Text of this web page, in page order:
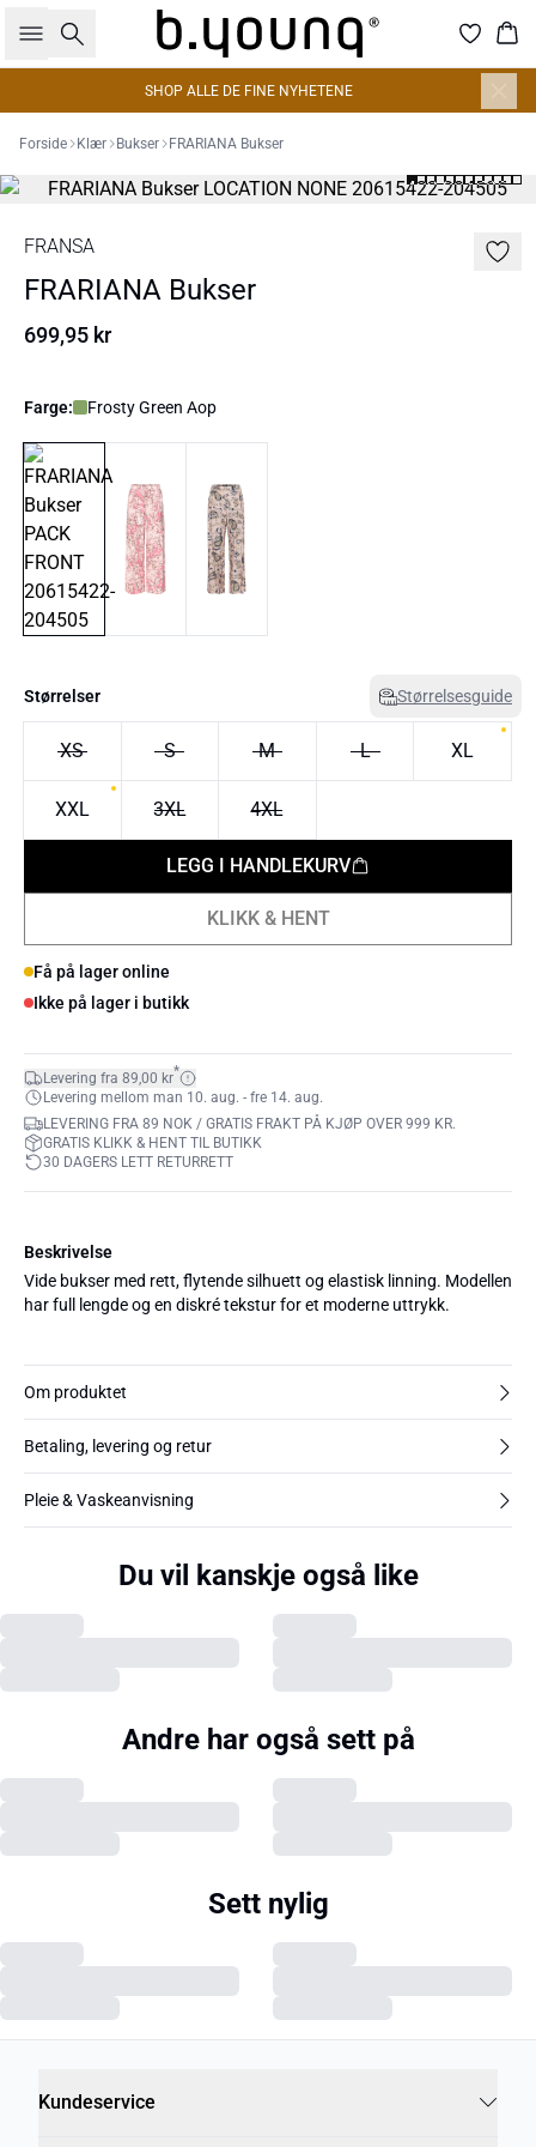
Søk
SHOP ALLE DE FINE NYHETENE
Forside Klær Bukser FRARIANA Bukser
FRANSA
FRARIANA Bukser
699,95 kr
Farge: Frosty Green Aop
Størrelser Størrelsesguide
XS S M L XL
XXL 3XL 4XL
KLIKK & HENT
LEGG I HANDLEKURV
Få på lager online
Ikke på lager i butikk
Levering fra 89,00 kr*
Levering mellom man 10. aug. - fre 14. aug.
LEVERING FRA 89 NOK / GRATIS FRAKT PÅ KJØP OVER 999 KR.
GRATIS KLIKK & HENT TIL BUTIKK
30 DAGERS LETT RETURRETT
Beskrivelse
Vide bukser med rett, flytende silhuett og elastisk linning. Modellen
har full lengde og en diskré tekstur for et moderne uttrykk.
Om produktet
Betaling, levering og retur
Pleie & Vaskeanvisning
Du vil kanskje også like
Andre har også sett på
Sett nylig
Kundeservice